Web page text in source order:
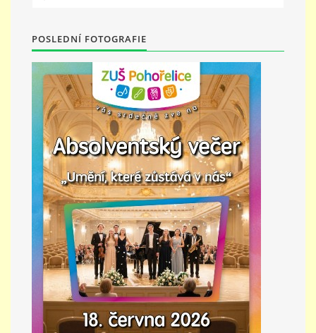
KONTAKTY
PŘÍMĚSTSKÝ TÁBOR
MISS VÝTVARNÝ MODEL
ZAMĚSTNÁNÍ
DOTACE
GDPR
POSLEDNÍ FOTOGRAFIE